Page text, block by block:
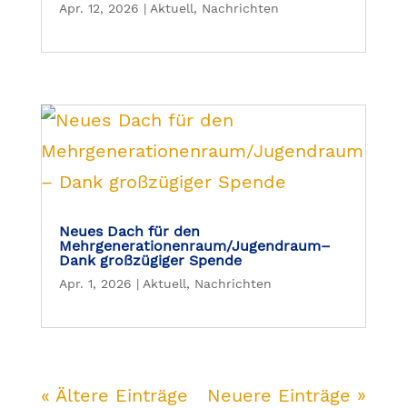
Apr. 12, 2026 | Aktuell, Nachrichten
Neues Dach für den
Mehrgenerationenraum/Jugendraum–
Dank großzügiger Spende
Apr. 1, 2026 | Aktuell, Nachrichten
« Ältere Einträge Neuere Einträge »